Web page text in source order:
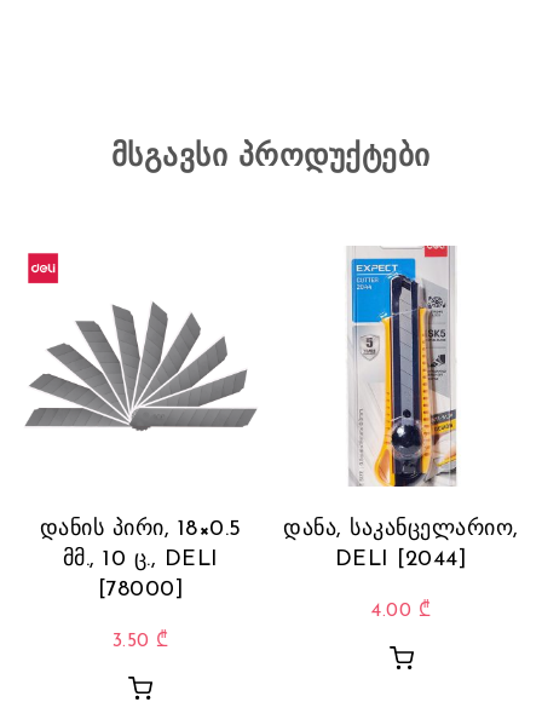
მსგავსი პროდუქტები
დანის პირი, 18×0.5
მმ., 10 ც., DELI
[78000]
3.50 ₾
დანა, საკანცელარიო,
DELI [2044]
4.00 ₾